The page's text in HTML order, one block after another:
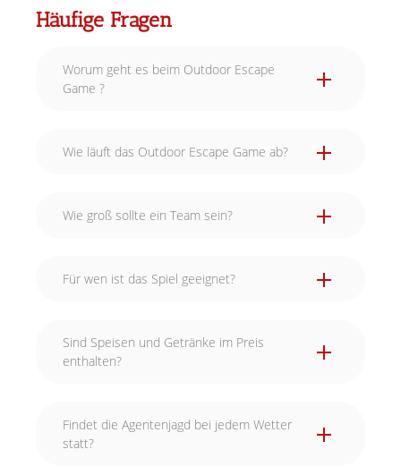
Häufige Fragen
Worum geht es beim Outdoor Escape
Game ?
Wie läuft das Outdoor Escape Game ab?
Wie groß sollte ein Team sein?
Für wen ist das Spiel geeignet?
Sind Speisen und Getränke im Preis
enthalten?
Findet die Agentenjagd bei jedem Wetter
statt?